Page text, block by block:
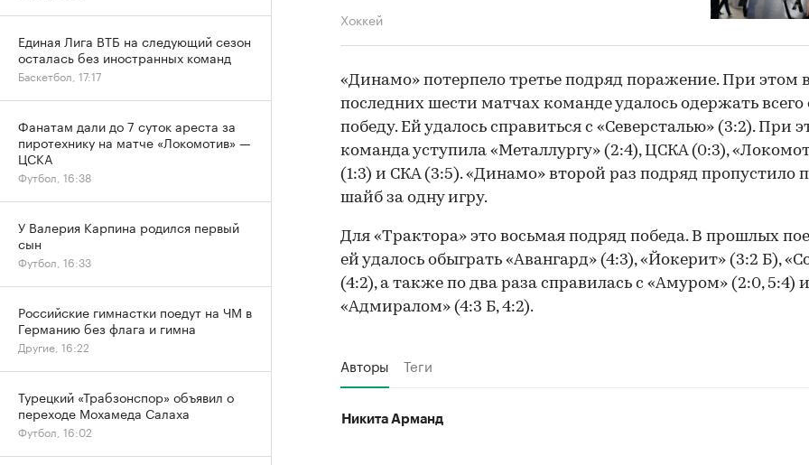
00:00 / 00:00
Хоккей
«Динамо» потерпело третье подряд поражение. При этом
последних шести матчах команде удалось одержать всего
победу. Ей удалось справиться с «Северсталью» (3:2). При
команда уступила «Металлургу» (2:4), ЦСКА (0:3),
(1:3) и СКА (3:5). «Динамо» второй раз подряд пропустило
шайб за одну игру.
Для «Трактора» это восьмая подряд победа. В прошлых
ей удалось обыграть «Авангард» (4:3), «Йокерит» (3:2 Б),
(4:2), а также по два раза справилась с «Амуром» (2:0, 5:4) и
«Адмиралом» (4:3 Б, 4:2).
Авторы Теги
Никита Арманд
Единая Лига ВТБ на следующий сезон
осталась без иностранных команд
Баскетбол, 17:17
Фанатам дали до 7 суток ареста за
пиротехнику на матче «Локомотив» —
ЦСКА
Футбол, 16:38
У Валерия Карпина родился первый
сын
Футбол, 16:33
Российские гимнастки поедут на ЧМ в
Германию без флага и гимна
Другие, 16:22
Турецкий «Трабзонспор» объявил о
переходе Мохамеда Салаха
Футбол, 16:02